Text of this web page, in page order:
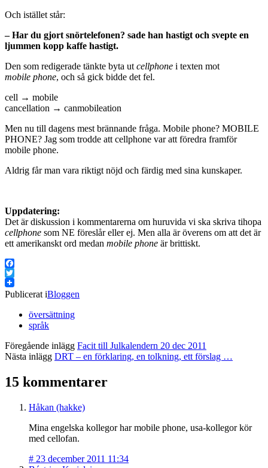
Och istället står:
– Har du gjort snörtelefonen? sade han hastigt och svepte en
ljummen kopp kaffe hastigt.
Den som redigerade tänkte byta ut cellphone i texten mot
mobile phone, och så gick bidde det fel.
cell → mobile
cancellation → canmobileation
Men nu till dagens mest brännande fråga. Mobile phone? MOBILE
PHONE? Jag som trodde att cellphone var att föredra framför
mobile phone.
Aldrig får man vara riktigt nöjd och färdig med sina kunskaper.
Uppdatering:
Det är diskussion i kommentarerna om huruvida vi ska skriva tihopa
cellphone som NE föreslår eller ej. Men alla är överens om att det är
ett amerikanskt ord medan mobile phone är brittiskt.
Facebook
Twitter
Publicerat iBloggen
översättning
språk
Föregående inlägg Facit till Julkalendern 20 dec 2011
Nästa inlägg DRT – en förklaring, en tolkning, ett förslag …
15 kommentarer
Håkan (hakke)
Mina engelska kollegor har mobile phone, usa-kollegor kör
med cellofan.
# 23 december 2011 11:34